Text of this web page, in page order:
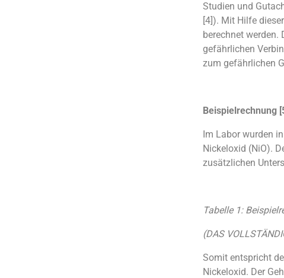
Studien und
[4]). Mit Hilfe
berechnet werden.
gefährlichen
zum gefährlichen
Beispielrechnung
Im Labor wurden
Nickeloxid (NiO).
zusätzlichen
Tabelle 1:
(DAS
Somit entspricht
Nickeloxid. Der